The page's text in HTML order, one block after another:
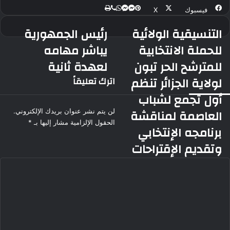
فيسبوك ‫X بينتيريست
ماسنجر
ماسنجر
واتساب
ڤايبر
طباعة
التنسيقية
للحملة
الانتخابية
للمترشح
الحر
تبون
لولاية
الجزائر
تنظم
أول
تجمع
التنسيقية الولائية
للحملة الانتخابية
للمترشح الحر تبون
لولاية الجزائر تنظم
أول تجمع لشباب
العاصمة لمناقشة
برنامجه الإنتخابي
وتقديم الإقتراحات
رئيس
الجمهورية
يباشر
مهامه
ثانية
رئيس الجمهورية
يباشر مهامه
لعهدة ثانية
اترك تعليقاً
لن يتم نشر عنوان بريدك الإلكتروني.
الحقول الإلزامية مشار إليها بـ *